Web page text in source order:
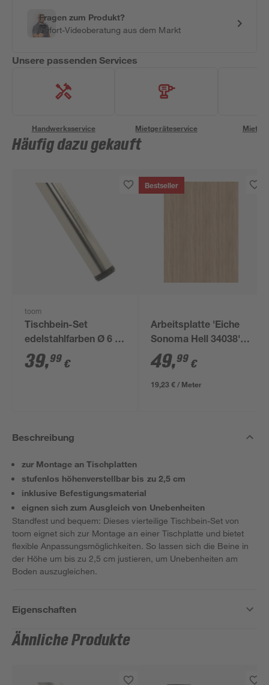
Fragen zum Produkt?
Sofort-Videoberatung aus dem Markt
Unsere passenden Services
Handwerksservice Mietgeräteservice
Häufig dazu gekauft
toom
Tischbein-Set
edelstahlfarben Ø 6 x
71-73,5 cm 4-teilig
39,99 €
Bestseller
Arbeitsplatte 'Eiche
Sonoma Hell 34038'
natur 2600 x 600 x 28
mm
49,99 €
19,23 € / Meter
Beschreibung
zur Montage an Tischplatten
stufenlos höhenverstellbar bis zu 2,5 cm
inklusive Befestigungsmaterial
eignen sich zum Ausgleich von Unebenheiten
Standfest und bequem: Dieses vierteilige Tischbein-Set von
toom eignet sich zur Montage an einer Tischplatte und bietet
flexible Anpassungsmöglichkeiten. So lassen sich die Beine in
der Höhe um bis zu 2,5 cm justieren, um Unebenheiten am
Boden auszugleichen.
Eigenschaften
Ähnliche Produkte